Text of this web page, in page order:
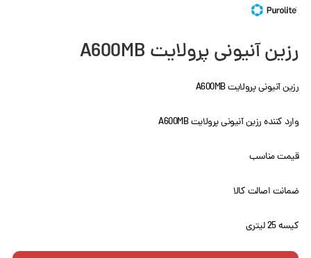
رزین آنیونی پرولایت A600MB
رزین آنیونی پرولایت A600MB
وارد کننده رزین آنیونی پرولایت A600MB
قیمت مناسب
ضمانت اصالت کالا
کیسه 25 لیتری